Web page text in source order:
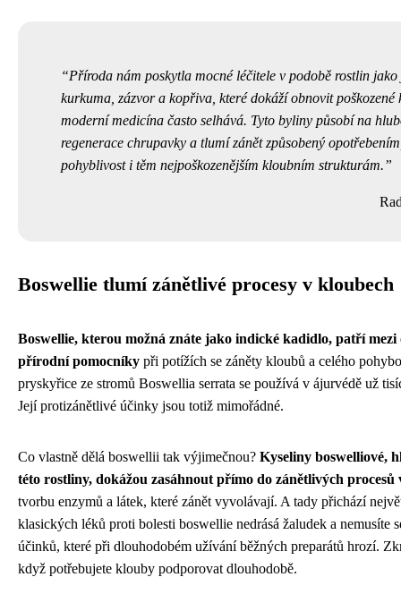
Příroda nám poskytla mocné léčitele v podobě rostlin jako
kurkuma, zázvor a kopřiva, které dokáží obnovit poškozené
moderní medicína často selhává. Tyto byliny působí na
regenerace chrupavky a tlumí zánět způsobený
pohyblivost i těm nejpoškozenějším kloubním strukturám.
Boswellie tlumí zánětlivé procesy v kloubech
Boswellie, kterou možná znáte jako indické kadidlo, patří
přírodní pomocníky při potížích se záněty kloubů a celého
pryskyřice ze stromů Boswellia serrata se používá v ájurvédě už
Její protizánětlivé účinky jsou totiž mimořádné.
Co vlastně dělá boswellii tak výjimečnou? Kyseliny boswelliové,
této rostliny, dokážou zasáhnout přímo do zánětlivých procesů
tvorbu enzymů a látek, které zánět vyvolávají. A tady přichází
klasických léků proti bolesti boswellie nedrásá žaludek a nemusíte
účinků, které při dlouhodobém užívání běžných preparátů hrozí.
když potřebujete klouby podporovat dlouhodobě.